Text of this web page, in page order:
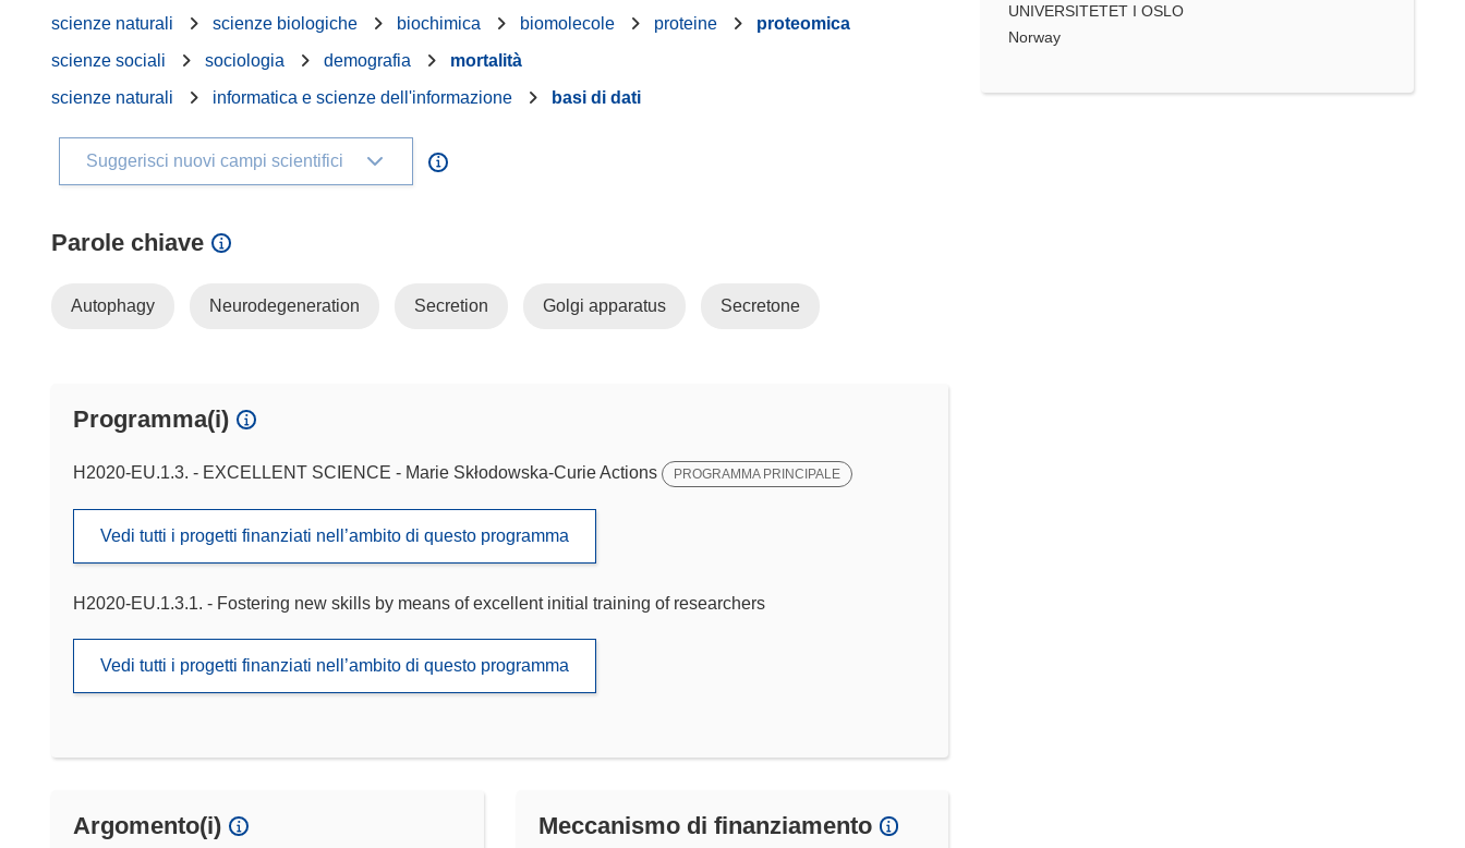
UNIVERSITETET I OSLO
Norway
scienze naturali
scienze biologiche biochimica biomolecole proteine
proteomica
scienze sociali
sociologia demografia
mortalità
scienze naturali
informatica e scienze dell'informazione basi di dati
Suggerisci nuovi campi scientifici
Parole chiave
Autophagy Neurodegeneration Secretion Golgi apparatus Secretone
Programma(i)
H2020-EU.1.3. - EXCELLENT SCIENCE - Marie Skłodowska-Curie Actions PROGRAMMA PRINCIPALE
Vedi tutti i progetti finanziati nell’ambito di questo programma
H2020-EU.1.3.1. - Fostering new skills by means of excellent initial training of researchers
Vedi tutti i progetti finanziati nell’ambito di questo programma
Argomento(i) Meccanismo di finanziamento